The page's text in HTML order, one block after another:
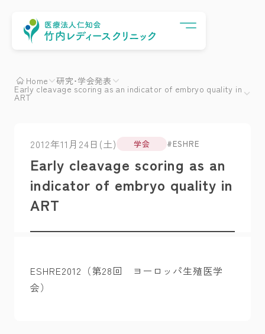
Home 研究･学会発表
Early cleavage scoring as an indicator of embryo quality in
ART
2012年11月24日(土) 学会 ESHRE
Early cleavage scoring as an
indicator of embryo quality in
ART
ESHRE2012（第28回 ヨーロッパ生殖医学
会）